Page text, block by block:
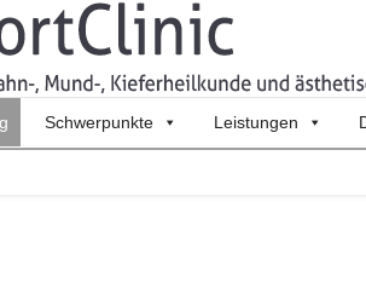
Schwerpunkte Leistungen